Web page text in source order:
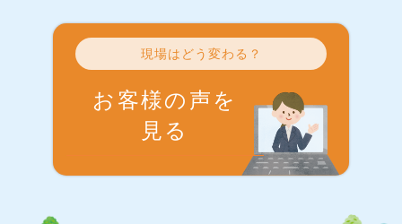
現場はどう変わる？
お客様の声を
見る